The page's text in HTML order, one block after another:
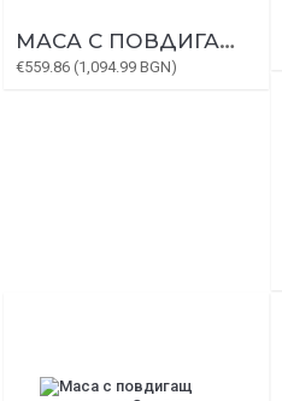
МАСА С ПОВДИГАЩ МЕХАНИЗЪМ ТОСКАНА-МДФ
€559.86 (1,094.99 BGN)